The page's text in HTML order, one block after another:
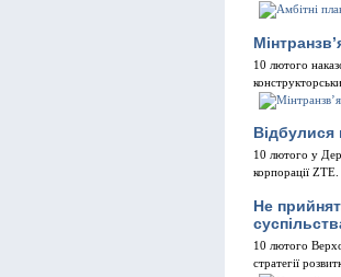
10 лютого
Відбулися
10 лютого у
корпорацiї ZTE.
Не
10 лютого
стратегiї